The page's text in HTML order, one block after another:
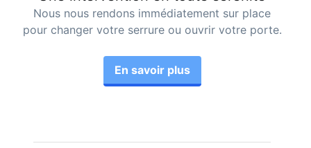
Nous nous rendons immédiatement sur place
pour changer votre serrure ou ouvrir votre porte.
En savoir plus